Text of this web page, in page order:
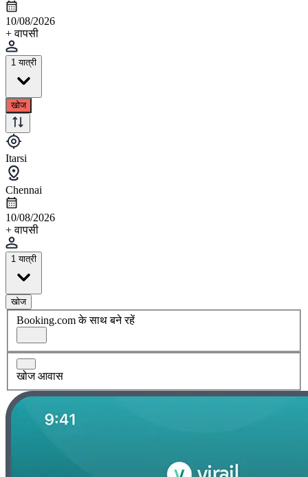
10/08/2026
+ वापसी
1 यात्री
खोज
Itarsi
Chennai
10/08/2026
+ वापसी
1 यात्री
खोज
Booking.com के साथ बने रहें
खोज आवास